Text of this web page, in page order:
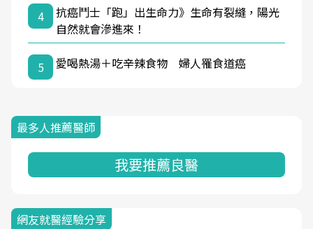
4
抗癌鬥士「跑」出生命力》生命有裂縫，陽光
自然就會滲進來！
5 愛喝熱湯＋吃辛辣食物 婦人罹食道癌
最多人推薦醫師
我要推薦良醫
網友就醫經驗分享